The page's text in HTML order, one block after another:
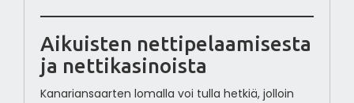
Aikuisten nettipelaamisesta
ja nettikasinoista
Kanariansaarten lomalla voi tulla hetkiä, jolloin